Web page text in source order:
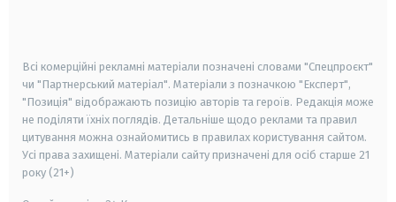
Всі комерційні рекламні матеріали позначені словами "Спецпроєкт"
чи "Партнерський матеріал". Матеріали з позначкою "Експерт",
"Позиція" відображають позицію авторів та героїв. Редакція може
не поділяти їхніх поглядів. Детальніше щодо реклами та правил
цитування можна ознайомитись в правилах користування сайтом.
Усі права захищені. Матеріали сайту призначені для осіб старше 21
року (21+)